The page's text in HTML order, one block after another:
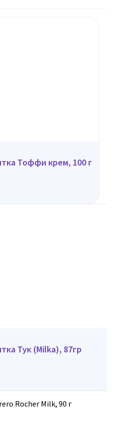
Тоффи крем, 100 г
Тук (Milka), 87гр